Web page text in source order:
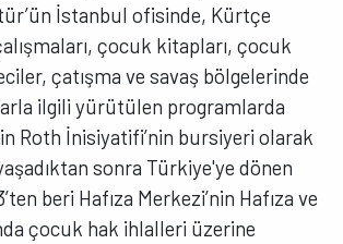
İstanbul ofisinde, Kürtçe
çocuk kitapları, çocuk
çatışma ve savaş bölgelerinde
ilgili yürütülen programlarda
Roth İnisiyatifi’nin bursiyeri olarak
sonra Türkiye'ye dönen
beri Hafıza Merkezi’nin Hafıza ve
çocuk hak ihlalleri üzerine